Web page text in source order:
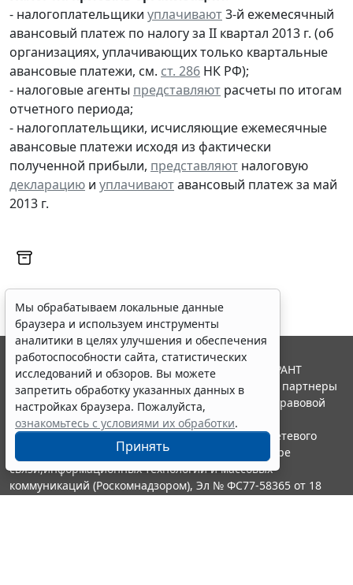
- налогоплательщики уплачивают3-й ежемесячный
авансовый платеж по налогу за II квартал 2013 г. (об
организациях, уплачивающих только квартальные
авансовые платежи, см. ст. 286 НК РФ);
- налоговые агенты представляют расчеты по итогам
отчетного периода;
- налогоплательщики, исчисляющие ежемесячные
авансовые платежи исходя из фактически
полученной прибыли, представляют налоговую
декларацию и уплачиваютавансовый платеж за май
2013 г.
Мы обрабатываем локальные данные
браузера и используем инструменты
аналитики в целях улучшения и обеспечения
работоспособности сайта, статистических
исследований и обзоров. Вы можете
запретить обработку указанных данных в
настройках браузера. Пожалуйста,
ознакомьтесь с условиями их обработки.
Принять
© ООО "НПП "ГАРАНТ-СЕРВИС", 2026. Система ГАРАНТ
выпускается с 1990 года. Компания "Гарант" и ее партнеры
являются участниками Российской ассоциации правовой
информации ГАРАНТ.
Портал ГАРАНТ.РУ зарегистрирован в качестве сетевого
издания Федеральной службой по надзору в сфере
связи,информационных технологий и массовых
коммуникаций (Роскомнадзором), Эл № ФС77-58365 от 18